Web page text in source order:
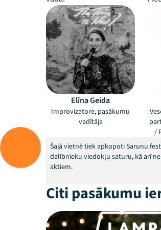
Elīna Geida
Improvizatore, pasākumu
vadītāja
/
Šajā vietnē tiek apkopoti Sarunu
dalībnieku viedokļu saturu, kā arī
aktiem.
Citi pasākumu